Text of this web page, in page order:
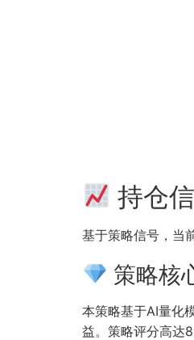
持仓
基于策略信号，当
策略核
本策略基于AI量化
益。策略评分高达